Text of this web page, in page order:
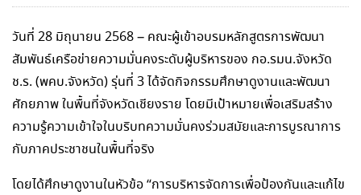
วันที่ 28 มิถุนายน 2568 – คณะผู้เข้าอบรมหลักสูตรการพัฒนา
สัมพันธ์เครือข่ายความมั่นคงระดับผู้บริหารของ กอ.รมน.จังหวัด
ช.ร. (พคบ.จังหวัด) รุ่นที่ 3 ได้จัดกิจกรรมศึกษาดูงานและพัฒนา
ศักยภาพ ในพื้นที่จังหวัดเชียงราย โดยมีเป้าหมายเพื่อเสริมสร้าง
ความรู้ความเข้าใจในบริบทความมั่นคงร่วมสมัยและการบูรณาการ
กับภาคประชาชนในพื้นที่จริง
โดยได้ศึกษาดูงานในหัวข้อ “การบริหารจัดการเพื่อป้องกันและแก้ไข